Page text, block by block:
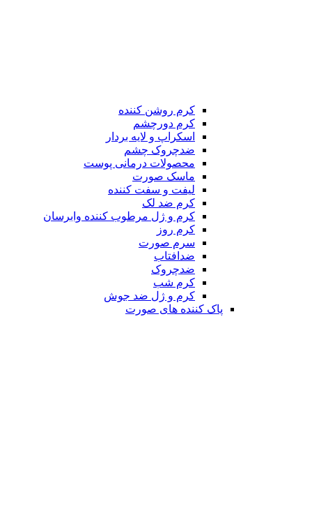
کرم روشن کننده
کرم دورچشم
اسکراپ و لایه بردار
ضدچروک چشم
محصولات درمانی پوست
ماسک صورت
لیفت و سفت کننده
کرم ضد لک
کرم و ژل مرطوب کننده وابرسان
کرم روز
سرم صورت
ضدافتاب
ضدچروک
کرم شب
کرم و ژل ضد جوش
پاک کننده های صورت